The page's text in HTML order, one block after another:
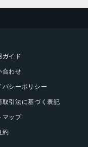
ガイド
合わせ
バシーポリシー
取引法に基づく表記
マップ
約